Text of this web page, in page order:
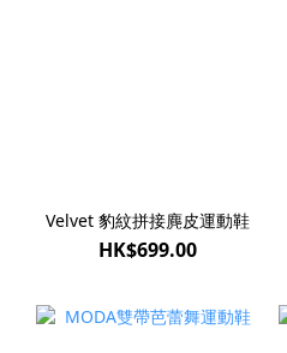
Velvet 豹紋拼接麂皮運動鞋
HK$699.00